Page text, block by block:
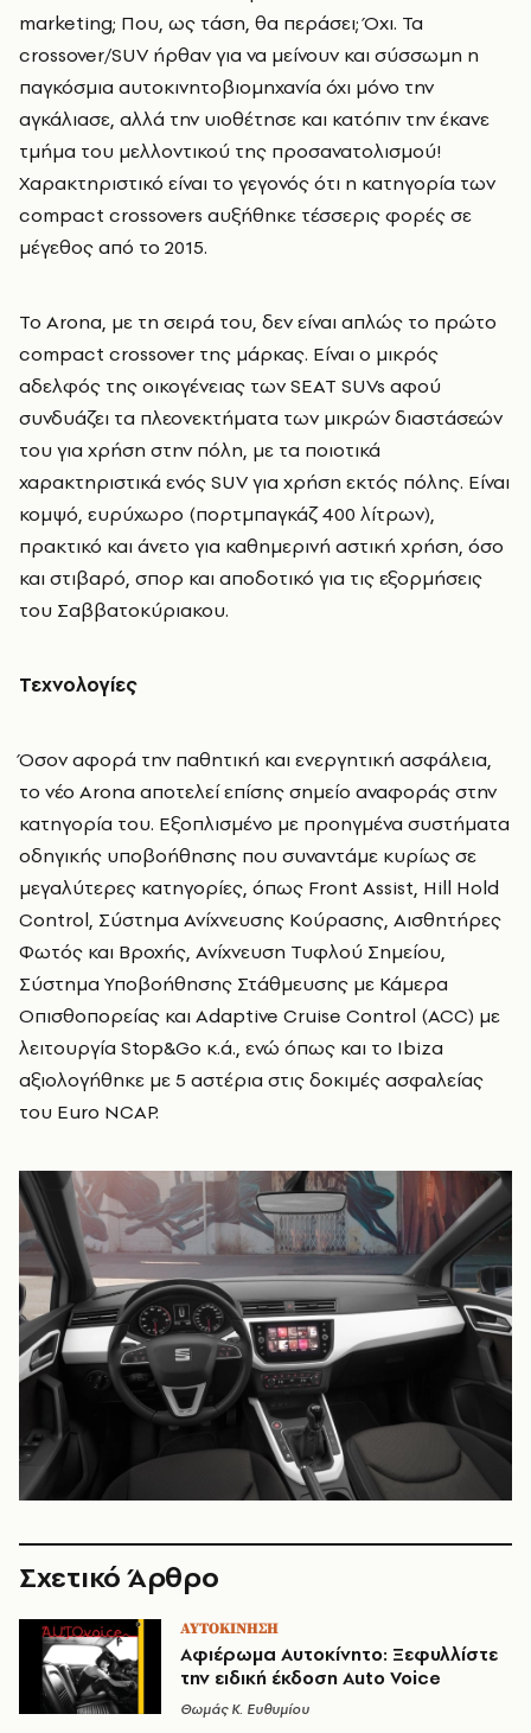
marketing; Που, ως τάση, θα περάσει; Όχι. Τα
crossover/SUV ήρθαν για να μείνουν και σύσσωμη η
παγκόσμια αυτοκινητοβιομηχανία όχι μόνο την
αγκάλιασε, αλλά την υιοθέτησε και κατόπιν την έκανε
τμήμα του μελλοντικού της προσανατολισμού!
Χαρακτηριστικό είναι το γεγονός ότι η κατηγορία των
compact crossovers αυξήθηκε τέσσερις φορές σε
μέγεθος από το 2015.
Το Arona, με τη σειρά του, δεν είναι απλώς το πρώτο
compact crossover της μάρκας. Είναι ο μικρός
αδελφός της οικογένειας των SEAT SUVs αφού
συνδυάζει τα πλεονεκτήματα των μικρών διαστάσεών
του για χρήση στην πόλη, με τα ποιοτικά
χαρακτηριστικά ενός SUV για χρήση εκτός πόλης. Είναι
κομψό, ευρύχωρο (πορτμπαγκάζ 400 λίτρων),
πρακτικό και άνετο για καθημερινή αστική χρήση, όσο
και στιβαρό, σπορ και αποδοτικό για τις εξορμήσεις
του Σαββατοκύριακου.
Τεχνολογίες
Όσον αφορά την παθητική και ενεργητική ασφάλεια,
το νέο Arona αποτελεί επίσης σημείο αναφοράς στην
κατηγορία του. Εξοπλισμένο με προηγμένα συστήματα
οδηγικής υποβοήθησης που συναντάμε κυρίως σε
μεγαλύτερες κατηγορίες, όπως Front Assist, Hill Hold
Control, Σύστημα Ανίχνευσης Κούρασης, Αισθητήρες
Φωτός και Βροχής, Ανίχνευση Τυφλού Σημείου,
Σύστημα Υποβοήθησης Στάθμευσης με Κάμερα
Οπισθοπορείας και Adaptive Cruise Control (ACC) με
λειτουργία Stop&Go κ.ά., ενώ όπως και το Ibiza
αξιολογήθηκε με 5 αστέρια στις δοκιμές ασφαλείας
του Euro NCAP.
Σχετικό Άρθρο
ΑΥΤΟΚΙΝΗΣΗ
Αφιέρωμα Αυτοκίνητο: Ξεφυλλίστε
την ειδική έκδοση Auto Voice
Θωμάς K. Ευθυμίου